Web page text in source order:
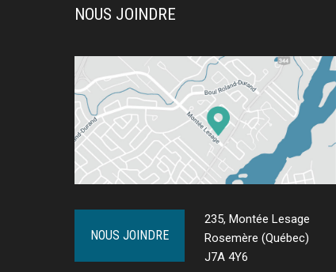
NOUS JOINDRE
NOUS JOINDRE
235, Montée Lesage
Rosemère (Québec)
J7A 4Y6